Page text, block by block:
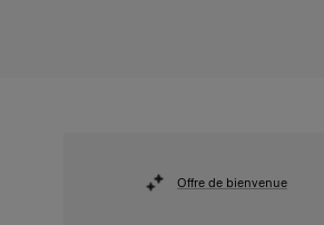
Offre de bienvenue